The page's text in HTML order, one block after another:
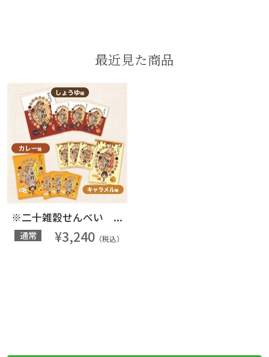
最近見た商品
※二十雑穀せんべい ...
通常 ¥3,240 （税込）